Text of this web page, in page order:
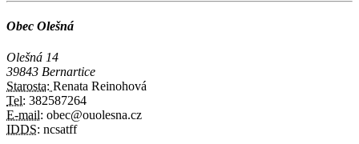
Obec Olešná
Olešná 14
39843 Bernartice
Starosta: Renata Reinohová
Tel: 382587264
E-mail: obec@ouolesna.cz
IDDS: ncsatff